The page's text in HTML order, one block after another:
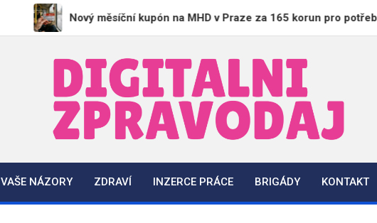
Nový měsíční kupón na MHD v Praze za 165 korun pro potřebné
DigitalniZpravodaj.cz
VAŠE NÁZORY ZDRAVÍ INZERCE PRÁCE BRIGÁDY KONTAKT